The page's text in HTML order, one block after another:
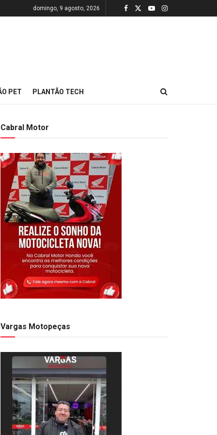
domingo, 9 agosto, 2026
PET PLANTÃO TECH
Cabral Motor
Vargas Motopeças